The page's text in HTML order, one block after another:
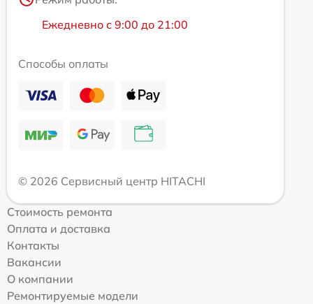
Ежедневно с 9:00 до 21:00
Способы оплаты
© 2026 Сервисный центр HITACHI
Стоимость ремонта
Оплата и доставка
Контакты
Вакансии
О компании
Ремонтируемые модели